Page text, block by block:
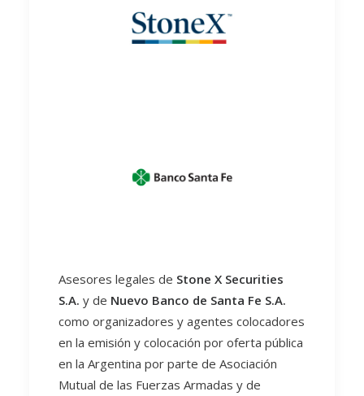
Asesores legales de Stone X Securities
S.A. y de Nuevo Banco de Santa Fe S.A.
como organizadores y agentes colocadores
en la emisión y colocación por oferta pública
en la Argentina por parte de Asociación
Mutual de las Fuerzas Armadas y de